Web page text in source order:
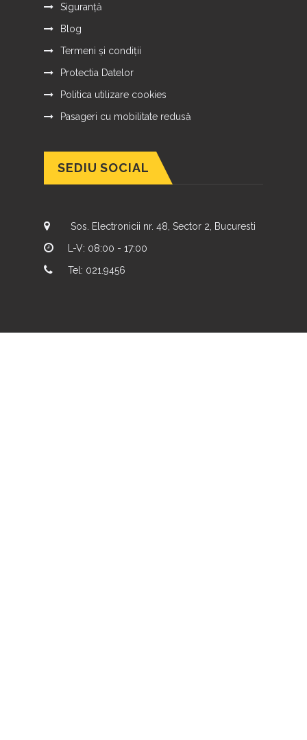
Siguranță
Blog
Termeni și condiții
Protectia Datelor
Politica utilizare cookies
Pasageri cu mobilitate redusă
SEDIU SOCIAL
Sos. Electronicii nr. 48, Sector 2, Bucuresti
L-V: 08:00 - 17:00
Tel: 021.9456